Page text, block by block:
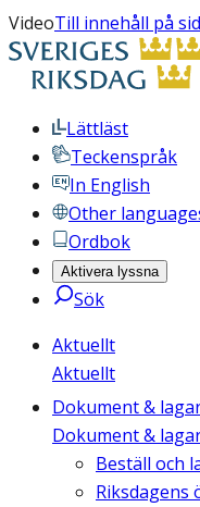
VideoTill innehåll på
Lättläst
Teckenspråk
In English
Other
Ordbok
Aktivera lyssna
Sök
Aktuellt
Aktuellt
Dokument &
Dokument &
Beställ och
Riksdagens